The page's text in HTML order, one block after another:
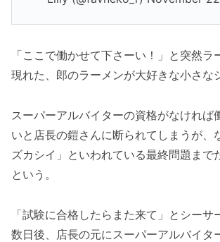
「ここで働かせて下さーい！」と突然ラ
現れた、郎のラーメンが大好きな小さな
スーパーアルバイターの資格がなければ
いと店長の鎧さんに断られてしまうが、
ズカシイ」といわれている最終問題まで
という。
「試験に合格したらまた来て」とシーサ
数日後、店長の元にスーパーアルバイタ